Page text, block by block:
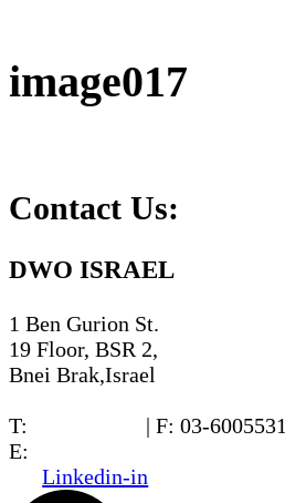
image017
Contact Us:
DWO ISRAEL
1 Ben Gurion St.
19 Floor, BSR 2,
Bnei Brak,Israel
T:
| F: 03-6005531
E:
Linkedin-in